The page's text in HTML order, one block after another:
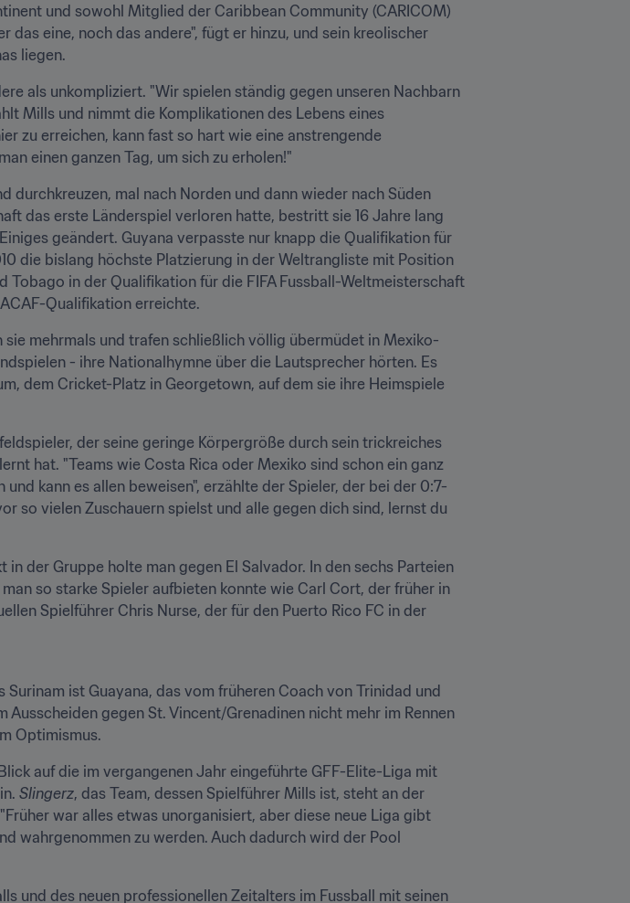
und sowohl Mitglied der Caribbean Community (CARICOM)
eine, noch das andere", fügt er hinzu, und sein kreolischer
liegen.
als unkompliziert. "Wir spielen ständig gegen unseren Nachbarn
Mills und nimmt die Komplikationen des Lebens eines
zu erreichen, kann fast so hart wie eine anstrengende
einen ganzen Tag, um sich zu erholen!"
durchkreuzen, mal nach Norden und dann wieder nach Süden
das erste Länderspiel verloren hatte, bestritt sie 16 Jahre lang
geändert. Guyana verpasste nur knapp die Qualifikation für
die bislang höchste Platzierung in der Weltrangliste mit Position
in der Qualifikation für die FIFA Fussball-Weltmeisterschaft
Qualifikation erreichte.
sie mehrmals und trafen schließlich völlig übermüdet in Mexiko-
- ihre Nationalhymne über die Lautsprecher hörten. Es
dem Cricket-Platz in Georgetown, auf dem sie ihre Heimspiele
der seine geringe Körpergröße durch sein trickreiches
hat. "Teams wie Costa Rica oder Mexiko sind schon ein ganz
kann es allen beweisen", erzählte der Spieler, der bei der 0:7-
so vielen Zuschauern spielst und alle gegen dich sind, lernst du
der Gruppe holte man gegen El Salvador. In den sechs Parteien
so starke Spieler aufbieten konnte wie Carl Cort, der früher in
Spielführer Chris Nurse, der für den Puerto Rico FC in der
ist Guayana, das vom früheren Coach von Trinidad und
gegen St. Vincent/Grenadinen nicht mehr im Rennen
Optimismus.
auf die im vergangenen Jahr eingeführte GFF-Elite-Liga mit
Slingerz, das Team, dessen Spielführer Mills ist, steht an der
war alles etwas unorganisiert, aber diese neue Liga gibt
wahrgenommen zu werden. Auch dadurch wird der Pool
und des neuen professionellen Zeitalters im Fussball mit seinen